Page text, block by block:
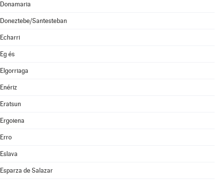
Donamaria
Doneztebe/Santesteban
Echarri
Eg és
Elgorriaga
Enériz
Eratsun
Ergoiena
Erro
Eslava
Esparza de Salazar